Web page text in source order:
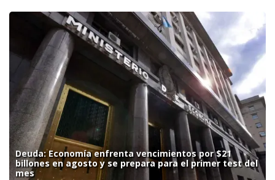
Deuda: Economía enfrenta vencimientos por $21
billones en agosto y se prepara para el primer test del
mes